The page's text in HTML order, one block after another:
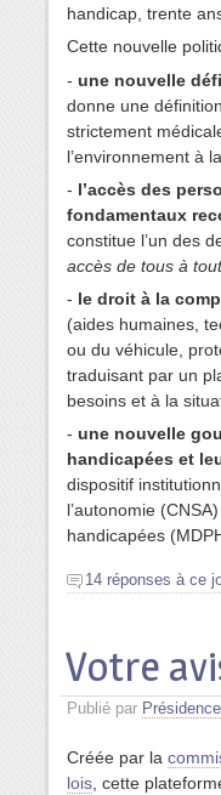
handicap, trente
Cette nouvelle
- une nouvelle
donne une
strictement
l’environnement à
- l’accès des
fondamentaux
constitue l’un des
accès de tous à
- le droit à la
(aides humaines,
ou du véhicule,
traduisant par un
besoins et à la
- une nouvelle
handicapées et
dispositif
l’autonomie
handicapées
14 réponses à ce
Votre
Publié par
Créée par la
lois, cette